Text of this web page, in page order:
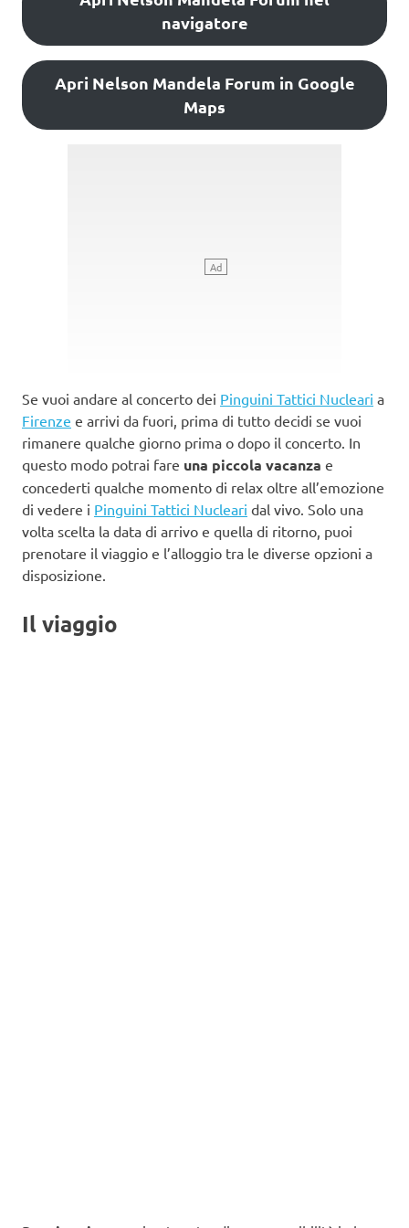
navigatore
Apri Nelson Mandela Forum in Google
Maps
Se vuoi andare al concerto dei Pinguini Tattici Nucleari a
Firenze e arrivi da fuori, prima di tutto decidi se vuoi
rimanere qualche giorno prima o dopo il concerto. In
questo modo potrai fare una piccola vacanza e
concederti qualche momento di relax oltre all’emozione
di vedere i Pinguini Tattici Nucleari dal vivo. Solo una
volta scelta la data di arrivo e quella di ritorno, puoi
prenotare il viaggio e l’alloggio tra le diverse opzioni a
disposizione.
Il viaggio